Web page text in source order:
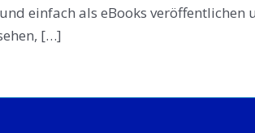
einfach als eBooks veröffentlichen
[…]